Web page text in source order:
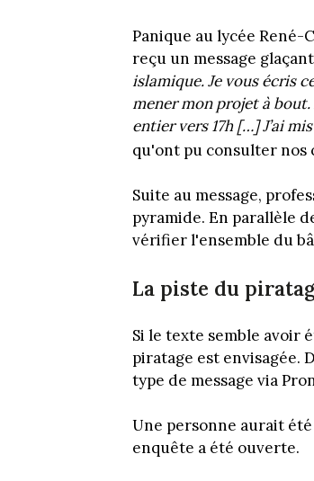
Panique au lycée René-
reçu un message
islamique. Je vous écris
mener mon projet à bout.
entier vers 17h […] J’ai
qu'ont pu consulter nos
Suite au message,
pyramide. En parallèle
vérifier l'ensemble du
La piste du
Si le texte semble avoir
piratage est envisagée.
type de message via
Une personne aurait
enquête a été ouverte.